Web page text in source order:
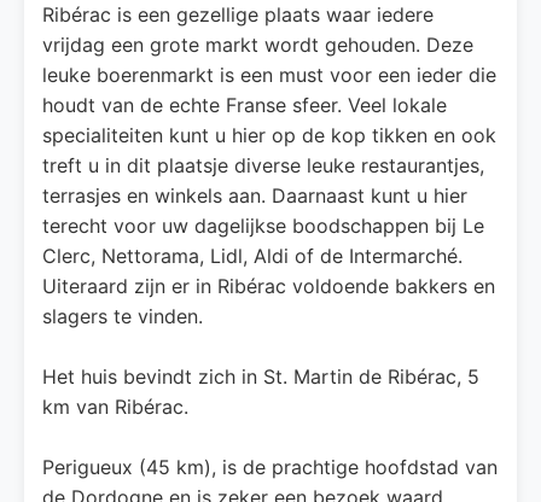
Ribérac is een gezellige plaats waar iedere
vrijdag een grote markt wordt gehouden. Deze
leuke boerenmarkt is een must voor een ieder die
houdt van de echte Franse sfeer. Veel lokale
specialiteiten kunt u hier op de kop tikken en ook
treft u in dit plaatsje diverse leuke restaurantjes,
terrasjes en winkels aan. Daarnaast kunt u hier
terecht voor uw dagelijkse boodschappen bij Le
Clerc, Nettorama, Lidl, Aldi of de Intermarché.
Uiteraard zijn er in Ribérac voldoende bakkers en
slagers te vinden.
Het huis bevindt zich in St. Martin de Ribérac, 5
km van Ribérac.
Perigueux (45 km), is de prachtige hoofdstad van
de Dordogne en is zeker een bezoek waard.